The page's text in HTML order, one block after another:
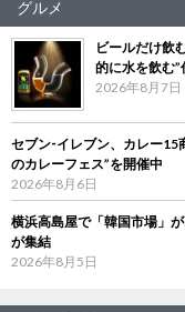
グルメ
ビールだけ飲
的に水を飲む
2026年8月7日
セブン‐イレブン、カレー
のカレーフェス”を開催中
2026年8月6日
横浜高島屋で「韓国市場」
が集結
2026年8月5日